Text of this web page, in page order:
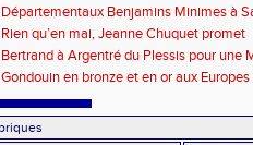
Départementaux Benjamins Minimes à
Rien qu’en mai, Jeanne Chuquet promet
Bertrand à Argentré du Plessis pour une
Gondouin en bronze et en or aux Europes